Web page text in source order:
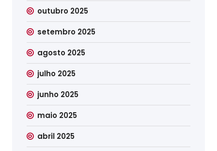
outubro 2025
setembro 2025
agosto 2025
julho 2025
junho 2025
maio 2025
abril 2025